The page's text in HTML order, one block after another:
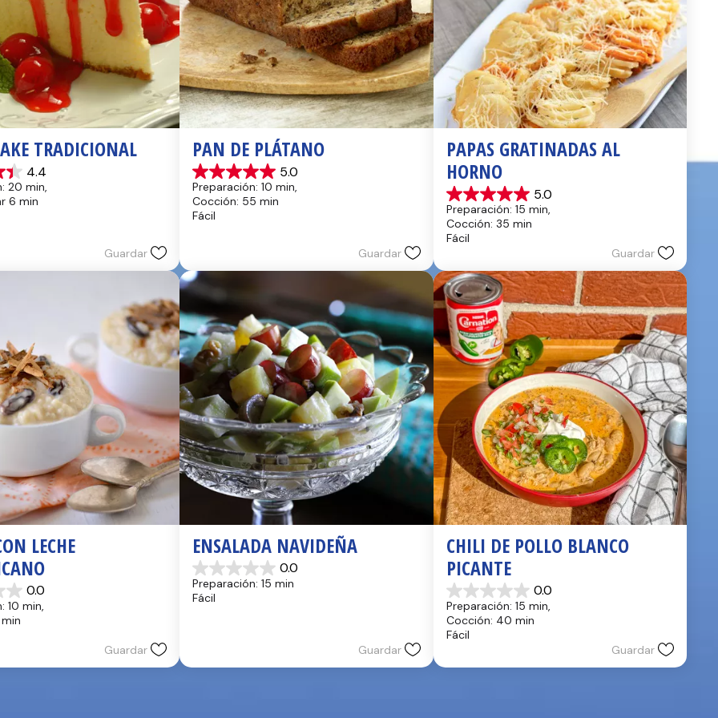
TRADICIONAL
4.4
20 min,
6 min
Guardar
PAN DE PLÁTANO
5.0
5.0
de
5
estrellas.
Preparación: 10 min,
Cocción: 55 min
Fácil
Guardar
PAPAS GRATINADAS AL
HORNO
5.0
5.0
de
5
estrellas.
reseñas
Preparación: 15 min,
Cocción: 35 min
Fácil
Guardar
LECHE
0.0
10 min,
min
Guardar
ENSALADA NAVIDEÑA
0.0
0.0
de
5
Preparación: 15 min
Fácil
Guardar
CHILI DE POLLO BLANCO
PICANTE
0.0
0.0
de
5
estrellas.
Preparación: 15 min,
Cocción: 40 min
Fácil
Guardar